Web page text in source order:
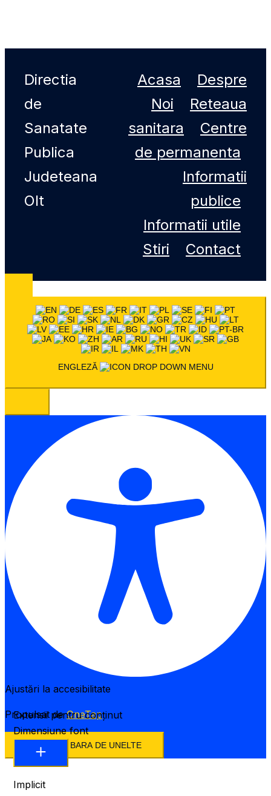
Directia
de
Sanatate
Publica
Judeteana
Olt
Acasa
Despre
Noi
Reteaua
sanitara
Centre
de permanenta
Informatii
publice
Informatii utile
Stiri
Contact
ENGLEZĂ
Ajustări la accesibilitate
Propulsat deOneTap
ASCUNDE BARA DE UNELTE
Extensii pentru conținut
Dimensiune font
Implicit